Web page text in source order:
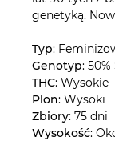
genetyką.
Typ:
Genotyp:
THC: Wysokie
Plon: Wysoki
Zbiory: 75 dni
Wysokość: